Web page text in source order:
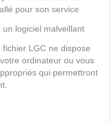
pour son service
logiciel malveillant
LGC ne dispose
ordinateur ou vous
qui permettront